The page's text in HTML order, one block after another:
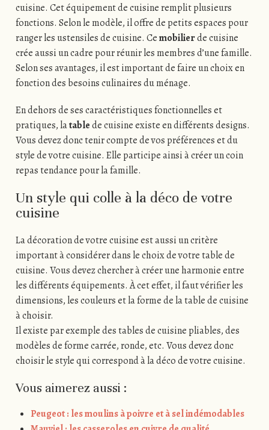
cuisine. Cet équipement de cuisine remplit plusieurs
fonctions. Selon le modèle, il offre de petits espaces pour
ranger les ustensiles de cuisine. Cemobilierde cuisine
crée aussi un cadre pour réunir les membres d’une famille.
Selon ses avantages, il est important de faire un choix en
fonction des besoins culinaires du ménage.
En dehors de ses caractéristiques fonctionnelles et
pratiques, latablede cuisine existe en différents designs.
Vous devez donc tenir compte de vos préférences et du
style de votre cuisine. Elle participe ainsi à créer un coin
repas tendance pour la famille.
Un style qui colle à la déco de votre
cuisine
La décoration de votre cuisine est aussi un critère
important à considérer dans le choix de votre table de
cuisine. Vous devez chercher à créer une harmonie entre
les différents équipements. À cet effet, il faut vérifier les
dimensions, les couleurs et la forme de la table de cuisine
à choisir.
Il existe par exemple des tables de cuisine pliables, des
modèles de forme carrée, ronde, etc. Vous devez donc
choisir le style qui correspond à la déco de votre cuisine.
Vous aimerez aussi :
Peugeot : les moulins à poivre et à sel indémodables